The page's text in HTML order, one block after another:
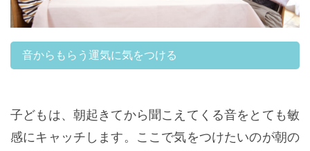
音からもらう運気に気をつける
子どもは、朝起きてから聞こえてくる音をとても敏
感にキャッチします。ここで気をつけたいのが朝の